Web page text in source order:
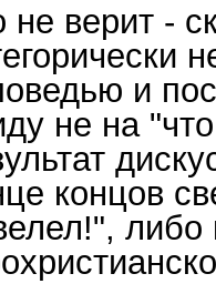
не верит -
и
не на
концов
либо